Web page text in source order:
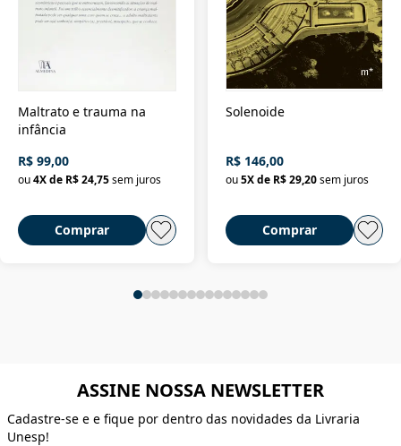
Maltrato e trauma na
infância
R$ 99,00
ou4X de R$ 24,75sem juros
Comprar
Solenoide
R$ 146,00
ou 5X de R$ 29,20 sem juros
Comprar
ASSINE NOSSA NEWSLETTER
Cadastre-se e e fique por dentro das novidades da Livraria
Unesp!